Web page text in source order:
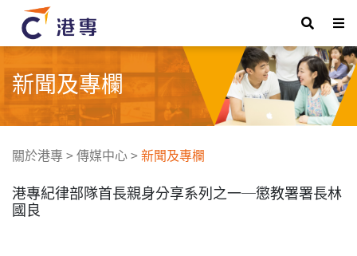
新聞及專欄
關於港專>傳媒中心>新聞及專欄
港專紀律部隊首長親身分享系列之一─懲教署署長林
國良